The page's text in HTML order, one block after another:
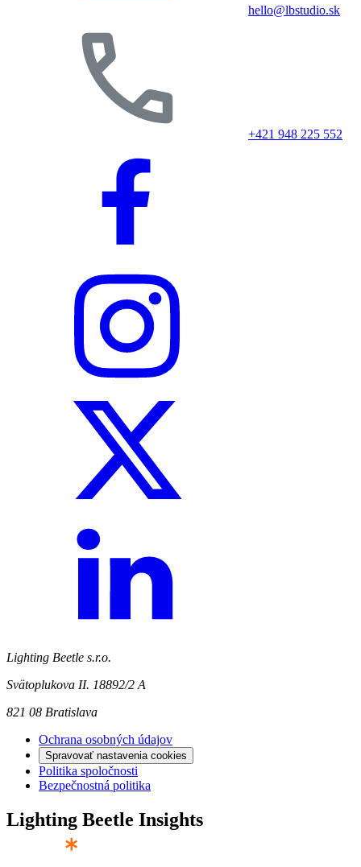
hello@lbstudio.sk
+421 948 225 552
Lighting Beetle s.r.o.
Svätoplukova II. 18892/2 A
821 08 Bratislava
Ochrana osobných údajov
Spravovať nastavenia cookies
Politika spoločnosti
Bezpečnostná politika
Lighting Beetle Insights